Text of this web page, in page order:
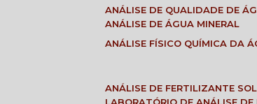
ANÁLISE DE QUALIDADE DE
ANÁLISE DE ÁGUA MINERAL
ANÁLISE FÍSICO QUÍMICA DA
ANÁLISE DE FERTILIZANTE